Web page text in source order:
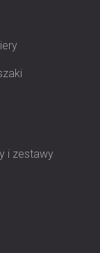
i zestawy